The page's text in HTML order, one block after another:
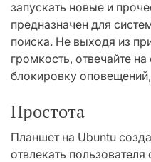
запускать новые и
предназначен для
поиска. Не выходя из
громкость, отвечайте
блокировку
Простота
Планшет на Ubuntu
отвлекать